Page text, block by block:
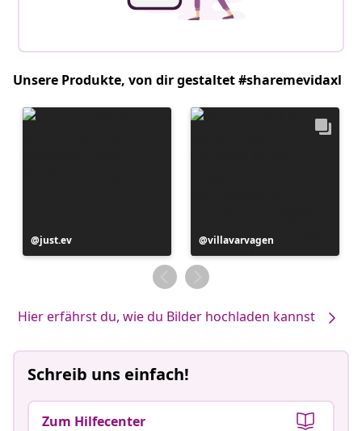
Unsere Produkte, von dir gestaltet #sharemevidaxl
Beitrag
veröffentlicht
just.ev
Beitrag
veröffentlicht
von
villavarvagen
Hier erfährst du, wie du Bilder hochladen kannst
Schreib uns einfach!
Zum Hilfecenter